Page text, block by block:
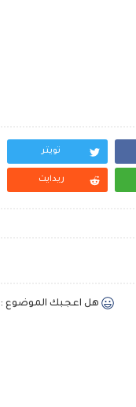
تويتر
ريدايت
هل اعجبك الموضوع :